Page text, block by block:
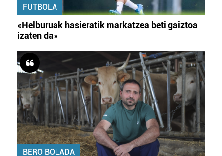
FUTBOLA
«Helburuak hasieratik markatzea beti gaiztoa
izaten da»
BERO BOLADA